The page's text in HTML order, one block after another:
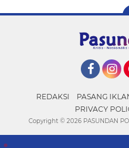
REDAKSI PASANG
PRIVACY
Copyright © 2026 PASUNDAN